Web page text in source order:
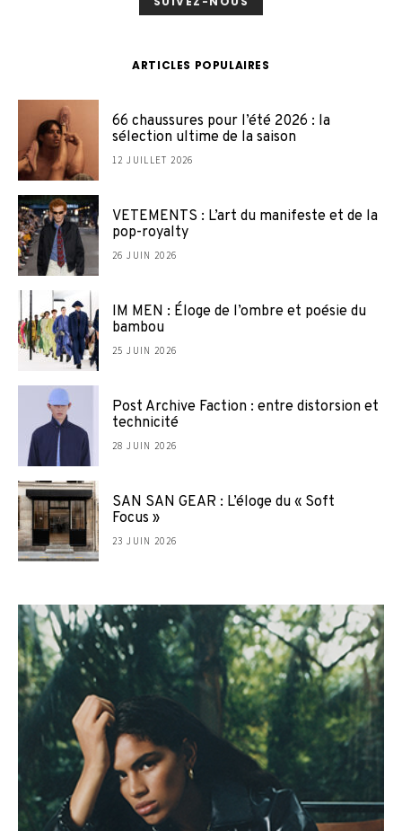
ARTICLES POPULAIRES
66 chaussures pour l’été 2026 : la
sélection ultime de la saison
12 JUILLET 2026
VETEMENTS : L’art du manifeste et de la
pop-royalty
26 JUIN 2026
IM MEN : Éloge de l’ombre et poésie du
bambou
25 JUIN 2026
Post Archive Faction : entre distorsion et
technicité
28 JUIN 2026
SAN SAN GEAR : L’éloge du « Soft
Focus »
23 JUIN 2026